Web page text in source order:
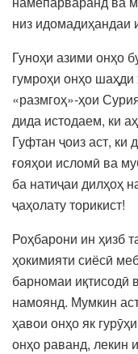
низ идомадиҳандаи
Гуноҳи азими онҳо
гумроҳи онҳо
«размгоҳ»-ҳои
дида истодаем, ки
Гуфтан ҷоиз аст, ки
ғояҳои исломӣ ва
ба натиҷаи дилҳоҳ
ҷаҳолату торикист!
Роҳбарони ин ҳизб
ҳокимияти сиёсӣ
барномаи иқтисодӣ
намоянд. Мумкин
ҳавои онҳо як
онҳо раванд, лекин